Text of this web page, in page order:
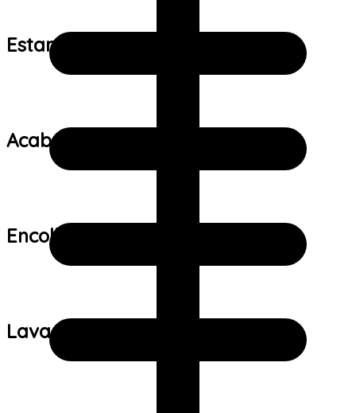
Estampa:
Acabamento:
Encolhimento:
Lavagem: